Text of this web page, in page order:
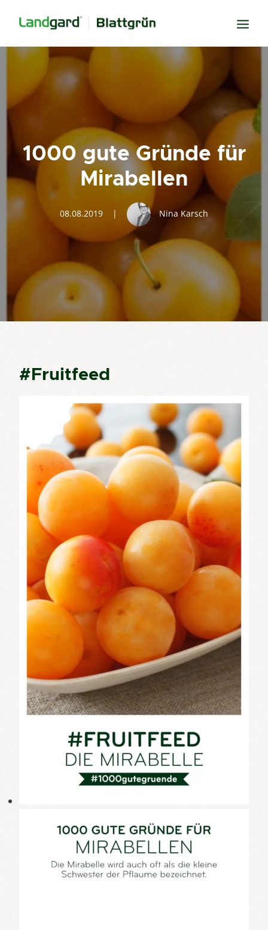
Inspiration
Verbundenheit
Transparenz
Freude
Erfolg
Miteinander
Wissen
Suche
1000 gute Gründe für
Mirabellen
08.08.2019 | Nina Karsch
#Fruitfeed